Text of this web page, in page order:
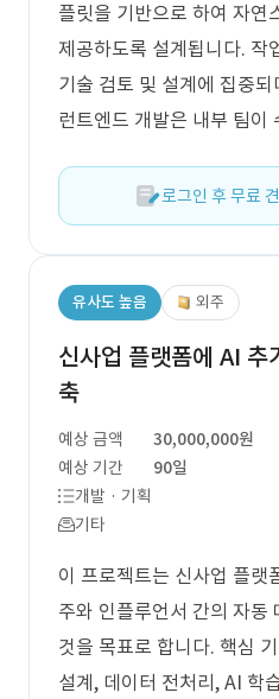
플릿을 기반으로 하여 자연
제공하도록 설계됩니다. 작
기술 검토 및 설계에 집중
런트엔드 개발은 내부 팀이
로그인 후 무료
유사도 높음 외주
신사업 플랫폼에 AI 추
축
예상 금액
30,000,000원
예상 기간
90일
개발 · 기획
기타
이 프로젝트는 신사업 플랫
주와 인플루언서 간의 자동
것을 목표로 합니다. 핵심
설계, 데이터 전처리, AI 학